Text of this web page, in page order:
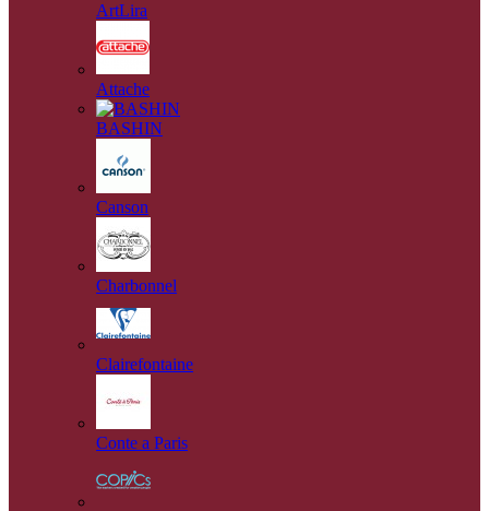
ArtLira
Attache
BASHIN
Canson
Charbonnel
Clairefontaine
Conte a Paris